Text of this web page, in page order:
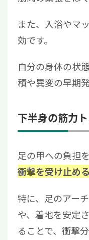
また、入浴やマ
効です。
自分の身体の状
積や異変の早期
下半身の筋力
足の甲への負担
衝撃を受け止め
特に、足のアー
や、着地を安定
ることで、衝撃